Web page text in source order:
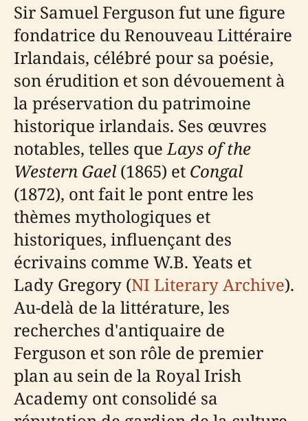
Sir Samuel Ferguson fut une figure
fondatrice du Renouveau Littéraire
Irlandais, célébré pour sa poésie,
son érudition et son dévouement à
la préservation du patrimoine
historique irlandais. Ses œuvres
notables, telles queLays of the
Western Gael (1865) et Congal
(1872), ont fait le pont entre les
thèmes mythologiques et
historiques, influençant des
écrivains comme W.B. Yeats et
Lady Gregory (NI Literary Archive).
Au-delà de la littérature, les
recherches d'antiquaire de
Ferguson et son rôle de premier
plan au sein de la Royal Irish
Academy ont consolidé sa